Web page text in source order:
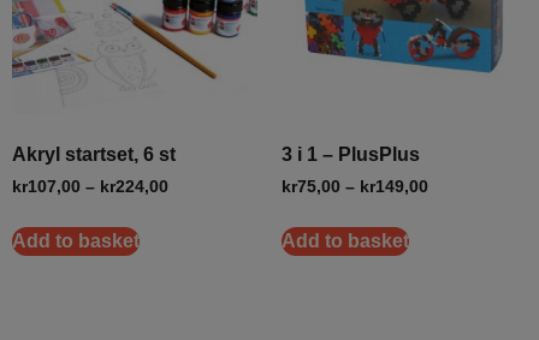
Akryl startset, 6 st
kr107,00 – kr224,00
Add to basket
3 i 1 – PlusPlus
kr75,00 – kr149,00
Add to basket